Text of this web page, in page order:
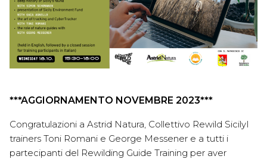
***AGGIORNAMENTO NOVEMBRE 2023***
Congratulazioni a Astrid Natura Collettivo Rewild SicilyI
trainers Toni Romani e George Messener e a tutti i
partecipanti del Rewilding Guide Training per aver